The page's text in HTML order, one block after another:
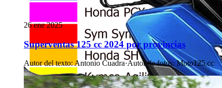
26 ene 2025
Superventas 125 cc 2024 por provincias
Autor del texto:Antonio Cuadra·Autor de fotos: Moto125.cc